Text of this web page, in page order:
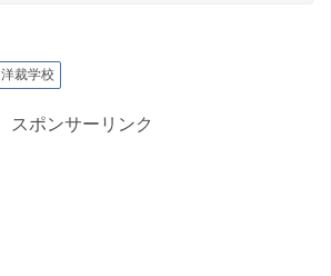
洋裁学校
スポンサーリンク